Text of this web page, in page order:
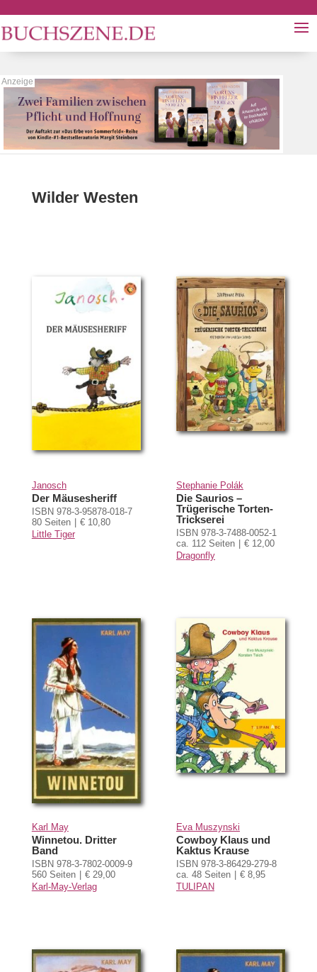
Wilder Westen
Janosch
Der Mäusesheriff
ISBN 978-3-95878-018-7
80 Seiten
€ 10,80
Little Tiger
Stephanie Polák
Die Saurios –
Trügerische Torten-
Trickserei
ISBN 978-3-7488-0052-1
ca. 112 Seiten
€ 12,00
Dragonfly
Karl May
Winnetou. Dritter
Band
ISBN 978-3-7802-0009-9
560 Seiten
€ 29,00
Karl-May-Verlag
Eva Muszynski
Cowboy Klaus und
Kaktus Krause
ISBN 978-3-86429-279-8
ca. 48 Seiten
€ 8,95
TULIPAN